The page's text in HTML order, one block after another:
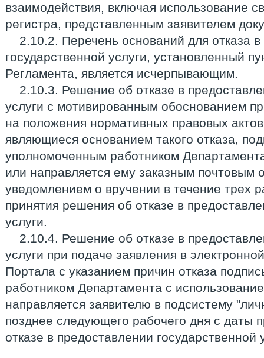
взаимодействия, включая использование
регистра, представленным заявителем
2.10.2. Перечень оснований для отказа
государственной услуги, установленный
Регламента, является исчерпывающим.
2.10.3. Решение об отказе в
услуги с мотивированным обоснованием
на положения нормативных правовых
являющиеся основанием такого отказа,
уполномоченным работником
или направляется ему заказным почтовым
уведомлением о вручении в течение трех
принятия решения об отказе в
услуги.
2.10.4. Решение об отказе в
услуги при подаче заявления в
Портала с указанием причин отказа
работником Департамента с
направляется заявителю в подсистему
позднее следующего рабочего дня с даты
отказе в предоставлении государственной